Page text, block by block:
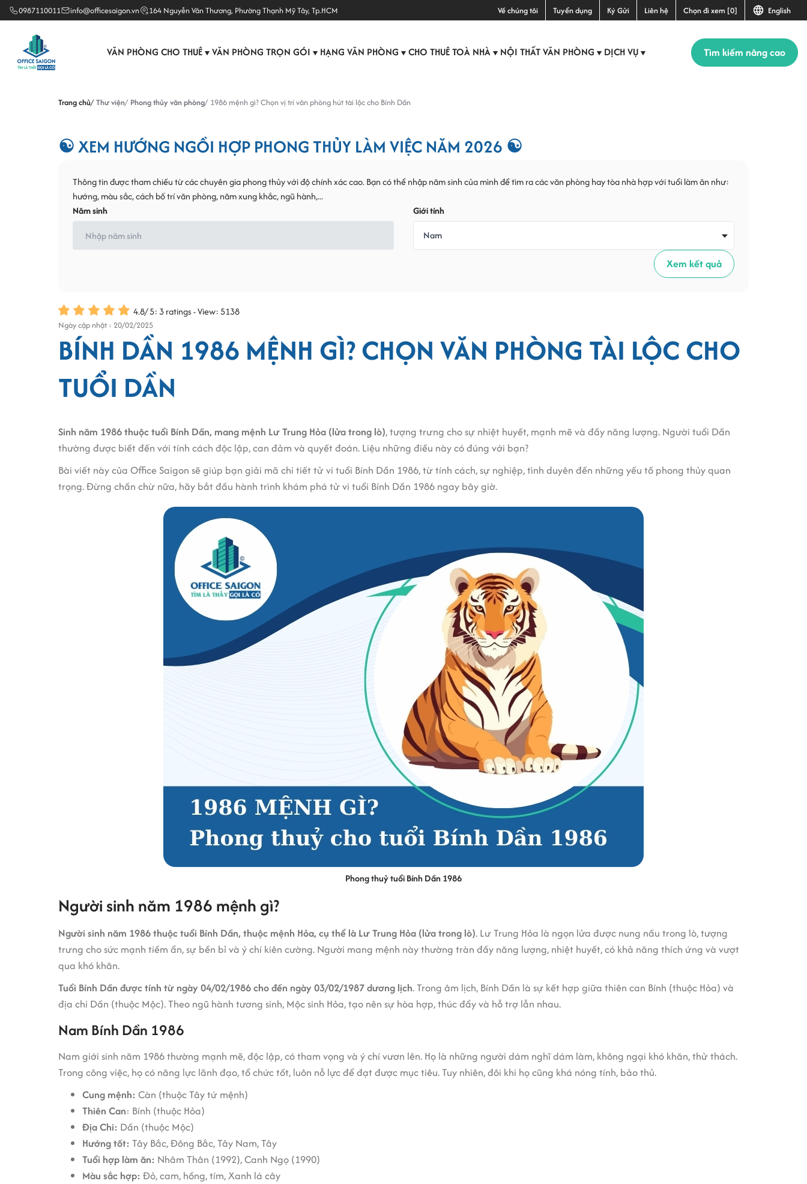
0987110011 info@officesaigon.vn 164 Nguyễn Văn Thương, Phường Thạnh Mỹ Tây, Tp.HCM Về chúng tôi Tuyển dụng Ký Gửi Liên hệ Chọn đi xem [0] English
VĂN PHÒNG CHO THUÊ ▼ VĂN PHÒNG TRỌN GÓI ▼ HẠNG VĂN PHÒNG ▼ CHO THUÊ TOÀ NHÀ ▼ NỘI THẤT VĂN PHÒNG ▼ DỊCH VỤ ▼ Tìm kiếm nâng cao
Trang chủ Thư viện Phong thủy văn phòng 1986 mệnh gì? Chọn vị trí văn phòng hút tài lộc cho Bính Dần
☯ XEM HƯỚNG NGỒI HỢP PHONG THỦY LÀM VIỆC NĂM 2026 ☯
Thông tin được tham chiếu từ các chuyên gia phong thủy với độ chính xác cao. Bạn có thể nhập năm sinh của mình để tìm ra các văn phòng hay tòa nhà hợp với tuổi làm ăn như:
hướng, màu sắc, cách bố trí văn phòng, năm xung khắc, ngũ hành,...
Năm sinh
Giới tính
Nam
Xem kết quả
4.8/5: 3ratings - View: 5138
Ngày cập nhật : 20/02/2025
BÍNH DẦN 1986 MỆNH GÌ? CHỌN VĂN PHÒNG TÀI LỘC CHO
TUỔI DẦN
Sinh năm 1986 thuộc tuổi Bính Dần, mang mệnh Lư Trung Hỏa (lửa trong lò), tượng trưng cho sự nhiệt huyết, mạnh mẽ và đầy năng lượng. Người tuổi Dần
thường được biết đến với tính cách độc lập, can đảm và quyết đoán. Liệu những điều này có đúng với bạn?
Bài viết này của Office Saigon sẽ giúp bạn giải mã chi tiết tử vi tuổi Bính Dần 1986, từ tính cách, sự nghiệp, tình duyên đến những yếu tố phong thủy quan
trọng. Đừng chần chừ nữa, hãy bắt đầu hành trình khám phá tử vi tuổi Bính Dần 1986 ngay bây giờ.
Phong thuỷ tuổi Bính Dần 1986
Người sinh năm 1986 mệnh gì?
Người sinh năm 1986 thuộc tuổi Bính Dần, thuộc mệnh Hỏa, cụ thể là Lư Trung Hỏa (lửa trong lò). Lư Trung Hỏa là ngọn lửa được nung nấu trong lò, tượng
trưng cho sức mạnh tiềm ẩn, sự bền bỉ và ý chí kiên cường. Người mang mệnh này thường tràn đầy năng lượng, nhiệt huyết, có khả năng thích ứng và vượt
qua khó khăn.
Tuổi Bính Dần được tính từ ngày 04/02/1986 cho đến ngày 03/02/1987 dương lịch. Trong âm lịch, Bính Dần là sự kết hợp giữa thiên can Bính (thuộc Hỏa) và
địa chi Dần (thuộc Mộc). Theo ngũ hành tương sinh, Mộc sinh Hỏa, tạo nên sự hòa hợp, thúc đẩy và hỗ trợ lẫn nhau.
Nam Bính Dần 1986
Nam giới sinh năm 1986 thường mạnh mẽ, độc lập, có tham vọng và ý chí vươn lên. Họ là những người dám nghĩ dám làm, không ngại khó khăn, thử thách.
Trong công việc, họ có năng lực lãnh đạo, tổ chức tốt, luôn nỗ lực để đạt được mục tiêu. Tuy nhiên, đôi khi họ cũng khá nóng tính, bảo thủ.
Cung mệnh: Càn (thuộc Tây tứ mệnh)
Thiên Can: Bính (thuộc Hỏa)
Địa Chi: Dần (thuộc Mộc)
Hướng tốt: Tây Bắc, Đông Bắc, Tây Nam, Tây
Tuổi hợp làm ăn: Nhâm Thân (1992), Canh Ngọ (1990)
Màu sắc hợp: Đỏ, cam, hồng, tím, Xanh lá cây